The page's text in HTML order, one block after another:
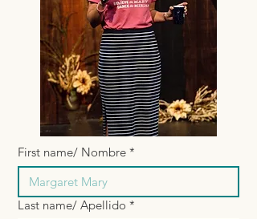
First name/ Nombre *
Last name/ Apellido *